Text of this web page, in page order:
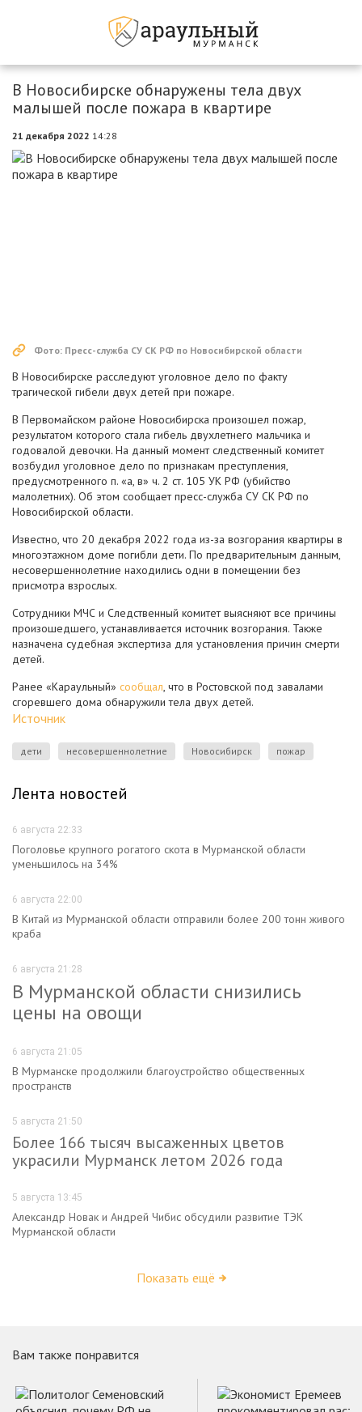
В Новосибирске обнаружены тела двух
малышей после пожара в квартире
21 декабря 2022 14:28
Фото: Пресс-служба СУ СК РФ по Новосибирской области
В Новосибирске расследуют уголовное дело по факту
трагической гибели двух детей при пожаре.
В Первомайском районе Новосибирска произошел пожар,
результатом которого стала гибель двухлетнего мальчика и
годовалой девочки. На данный момент следственный комитет
возбудил уголовное дело по признакам преступления,
предусмотренного п. «а, в» ч. 2 ст. 105 УК РФ (убийство
малолетних). Об этом сообщает пресс-служба СУ СК РФ по
Новосибирской области.
Известно, что 20 декабря 2022 года из-за возгорания квартиры в
многоэтажном доме погибли дети. По предварительным данным,
несовершеннолетние находились одни в помещении без
присмотра взрослых.
Сотрудники МЧС и Следственный комитет выясняют все причины
произошедшего, устанавливается источник возгорания. Также
назначена судебная экспертиза для установления причин смерти
детей.
Ранее «Караульный» сообщал, что в Ростовской под завалами
сгоревшего дома обнаружили тела двух детей.
Источник
дети несовершеннолетние Новосибирск пожар
Лента новостей
6 августа 22:33
Поголовье крупного рогатого скота в Мурманской области
уменьшилось на 34%
6 августа 22:00
В Китай из Мурманской области отправили более 200 тонн живого
краба
6 августа 21:28
В Мурманской области снизились
цены на овощи
6 августа 21:05
В Мурманске продолжили благоустройство общественных
пространств
5 августа 21:50
Более 166 тысяч высаженных цветов
украсили Мурманск летом 2026 года
5 августа 13:45
Александр Новак и Андрей Чибис обсудили развитие ТЭК
Мурманской области
Показать ещё
Вам также понравится